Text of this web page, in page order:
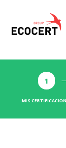
1
MIS